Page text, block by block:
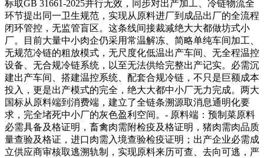
标取GB 31661-2025并行无效，同步对出产加工、冷链物流全
环节提出同一卫生规范，实现从原料进厂到成品出厂的全流程
闭环管控，无监管盲区。这条线间接裁减绝大大都做坊式小
厂。目前大量中小肉企仍采用常温解冻、简略单纯车间加工、
无规范冷链的粗放模式，无尺度化低温出产车间、无全程温控
设备、无合规冷链系统，以至无法供给完整出产记实。必需沉
建出产车间、搭建温控系统、配套合规冷链，不只是巨额成本
投入，更是出产模式的完全，绝大大都中小厂无力完成。两大
国标从原料端到消费端，建立了全链条溯源取消息通明化要
求，完全堵死中小厂的灰色盈利空间。- 原料端：预制菜原料
必需具备及格证明，畜禽肉需附检疫及格证明，猪肉需肉品质
量查验及格证，进口肉需入境查验检疫证明；出产企业必需成
立供应商审核取逃溯轨制，实现原料来历可查、去向可逃，严